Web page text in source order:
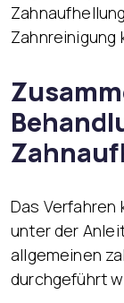
Zahnreinigung
Das Verfahren
unter der
allgemeinen
durchgeführt